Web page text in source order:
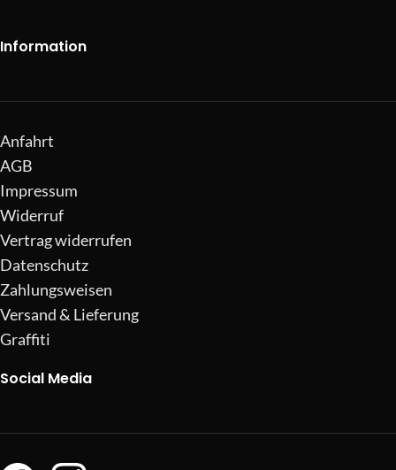
Information
Anfahrt
AGB
Impressum
Widerruf
Vertrag widerrufen
Datenschutz
Zahlungsweisen
Versand & Lieferung
Graffiti
Social Media